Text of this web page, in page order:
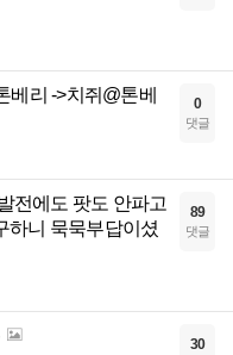
베리 ->치쥐@톤베
0
댓글
전에도 팟도 안파고
하니 묵묵부답이셨
89
댓글
30